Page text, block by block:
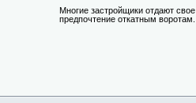
Многие застройщики отдают свое
предпочтение откатным воротам.